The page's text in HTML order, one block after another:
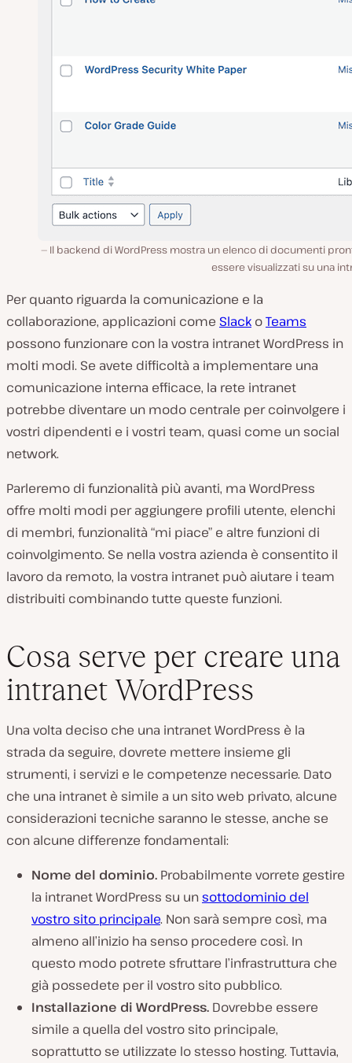
Il backend di WordPress mostra un elenco di documenti
essere visualizzati su una
Per quanto riguarda la comunicazione e la
collaborazione, applicazioni come Slack oTeams
possono funzionare con la vostra intranet WordPress in
molti modi. Se avete difficoltà a implementare una
comunicazione interna efficace, la rete intranet
potrebbe diventare un modo centrale per coinvolgere i
vostri dipendenti e i vostri team, quasi come un social
network.
Parleremo di funzionalità più avanti, ma WordPress
offre molti modi per aggiungere profili utente, elenchi
di membri, funzionalità “mi piace” e altre funzioni di
coinvolgimento. Se nella vostra azienda è consentito il
lavoro da remoto, la vostra intranet può aiutare i team
distribuiti combinando tutte queste funzioni.
Cosa serve per creare una
intranet WordPress
Una volta deciso che una intranet WordPress è la
strada da seguire, dovrete mettere insieme gli
strumenti, i servizi e le competenze necessarie. Dato
che una intranet è simile a un sito web privato, alcune
considerazioni tecniche saranno le stesse, anche se
con alcune differenze fondamentali:
Nome del dominio. Probabilmente vorrete gestire
la intranet WordPress su unsottodominio del
vostro sito principale. Non sarà sempre così, ma
almeno all’inizio ha senso procedere così. In
questo modo potrete sfruttare l’infrastruttura che
già possedete per il vostro sito pubblico.
Installazione di WordPress. Dovrebbe essere
simile a quella del vostro sito principale,
soprattutto se utilizzate lo stesso hosting. Tuttavia,